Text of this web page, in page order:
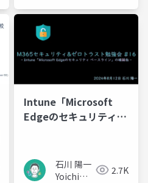
Intune「Microsoft
Edgeのセキュリティ
&ゼロトラスト勉強会
#16
石川 陽一
Yoichi
2.7K